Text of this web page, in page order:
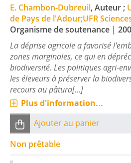
E. Chambon-Dubreuil, Auteur ;
de Pays de l'Adour;UFR
Organisme de soutenance |
La déprise agricole a favorisé
zones marginales, ce qui en
biodiversité. Les politiques agri-
les éleveurs à préserver la
recours au pâtura[...]
Plus d'information...
Ajouter au panier
Non prêtable